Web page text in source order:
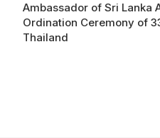
Ambassador of Sri Lanka
Ordination Ceremony of
Thailand